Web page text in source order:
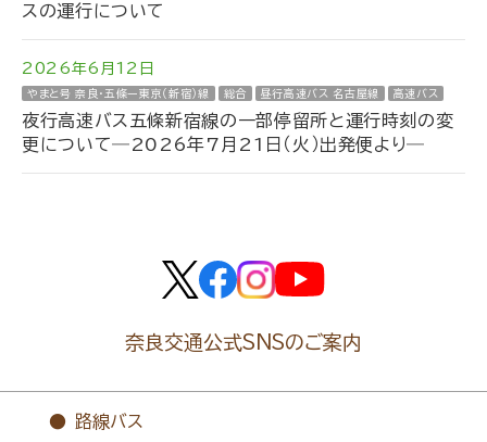
スの運行について
2026年6月12日
やまと号 奈良・五條ー東京（新宿）線 総合 昼行高速バス 名古屋線 高速バス
夜行高速バス五條新宿線の一部停留所と運行時刻の変
更について―2026年7月21日（火）出発便より―
奈良交通公式SNSのご案内
路線バス